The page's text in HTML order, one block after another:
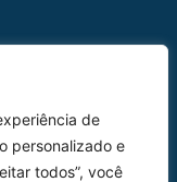
de
personalizado e
todos”, você
Peças